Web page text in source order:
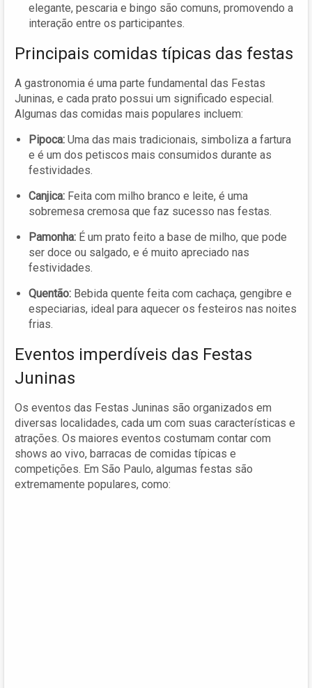
elegante, pescaria e bingo são comuns, promovendo a
interação entre os participantes.
Principais comidas típicas das festas
A gastronomia é uma parte fundamental das Festas
Juninas, e cada prato possui um significado especial.
Algumas das comidas mais populares incluem:
Pipoca: Uma das mais tradicionais, simboliza a fartura
e é um dos petiscos mais consumidos durante as
festividades.
Canjica: Feita com milho branco e leite, é uma
sobremesa cremosa que faz sucesso nas festas.
Pamonha: É um prato feito a base de milho, que pode
ser doce ou salgado, e é muito apreciado nas
festividades.
Quentão: Bebida quente feita com cachaça, gengibre e
especiarias, ideal para aquecer os festeiros nas noites
frias.
Eventos imperdíveis das Festas
Juninas
Os eventos das Festas Juninas são organizados em
diversas localidades, cada um com suas características e
atrações. Os maiores eventos costumam contar com
shows ao vivo, barracas de comidas típicas e
competições. Em São Paulo, algumas festas são
extremamente populares, como: